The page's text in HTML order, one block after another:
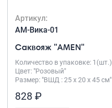
Артикул:
AM-Вика-01
Саквояж "AMEN"
Количество в упаковке: 1(шт.)
Цвет: "Розовый"
Размер: "ВШД : 25 х 20 х 45 см"
828 ₽